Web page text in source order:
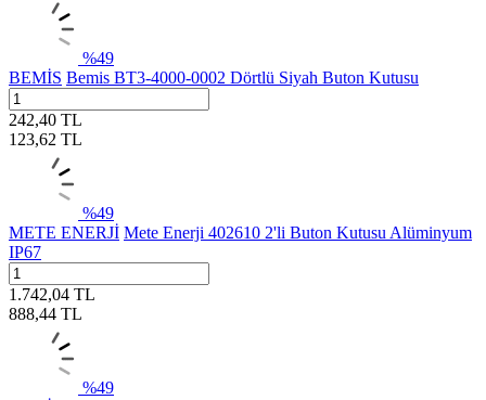
%49
BEMİS Bemis BT3-4000-0002 Dörtlü Siyah Buton Kutusu
242,40 TL
123,62 TL
%49
METE ENERJİ Mete Enerji 402610 2'li Buton Kutusu Alüminyum
IP67
1.742,04 TL
888,44 TL
%49